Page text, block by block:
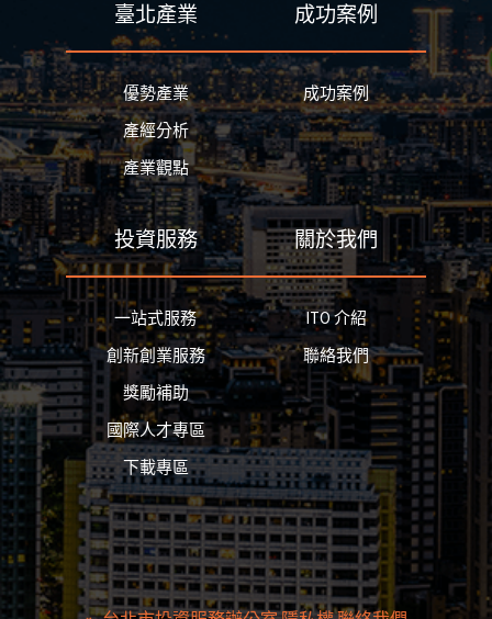
臺北產業
優勢產業
產經分析
產業觀點
成功案例
成功案例
投資服務
一站式服務
創新創業服務
獎勵補助
國際人才專區
下載專區
關於我們
ITO 介紹
聯絡我們